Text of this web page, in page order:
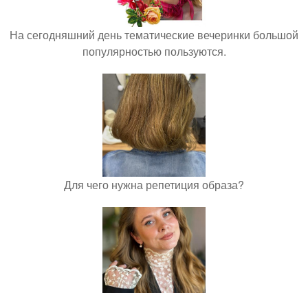
На сегодняшний день тематические вечеринки большой
популярностью пользуются.
Для чего нужна репетиция образа?